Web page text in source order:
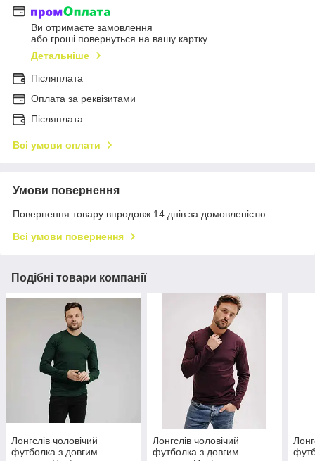
Ви отримаєте замовлення
або гроші повернуться на вашу картку
Детальніше
Післяплата
Оплата за реквізитами
Післяплата
Всі умови оплати
Умови повернення
Повернення товару впродовж 14 днів за домовленістю
Всі умови повернення
Подібні товари компанії
Лонгслів чоловічий
футболка з довгим
Лонгслів чоловічий
футболка з довгим